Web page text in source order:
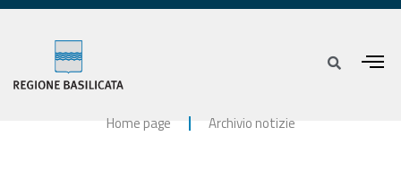
Home page Archivio notizie